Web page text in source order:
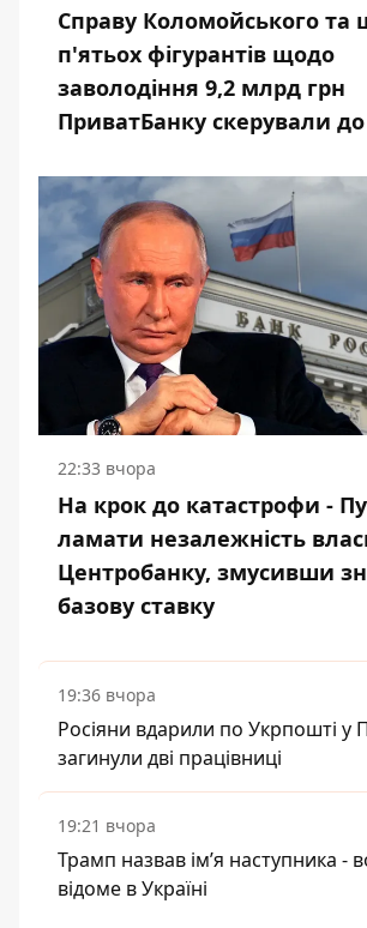
Справу Коломойського та
п'ятьох фігурантів щодо
заволодіння 9,2 млрд грн
ПриватБанку скерували до
22:33 вчора
На крок до катастрофи -
ламати незалежність
Центробанку, змусивши
базову ставку
19:36 вчора
Росіяни вдарили по Укрпошті у
загинули дві працівниці
19:21 вчора
Трамп назвав імʼя наступника -
відоме в Україні